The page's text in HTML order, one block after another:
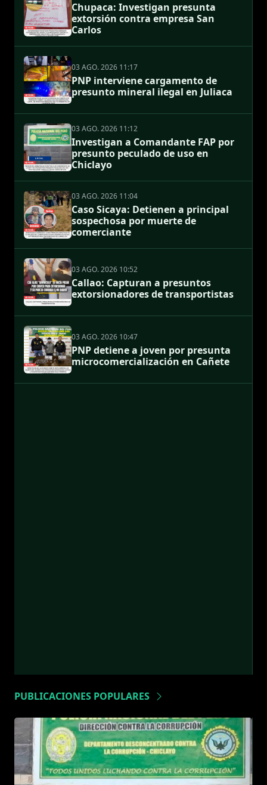
Chupaca: Investigan presunta
extorsión contra empresa San
Carlos
03 AGO. 2026 11:17
PNP interviene cargamento de
presunto mineral ilegal en Juliaca
03 AGO. 2026 11:12
Investigan a Comandante FAP por
presunto peculado de uso en
Chiclayo
03 AGO. 2026 11:04
Caso Sicaya: Detienen a principal
sospechosa por muerte de
comerciante
03 AGO. 2026 10:52
Callao: Capturan a presuntos
extorsionadores de transportistas
03 AGO. 2026 10:47
PNP detiene a joven por presunta
microcomercialización en Cañete
PUBLICACIONES POPULARES